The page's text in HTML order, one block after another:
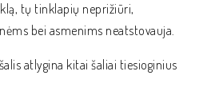
tų tinklapių neprižiūri,
bei asmenims neatstovauja.
atlygina kitai šaliai tiesioginius